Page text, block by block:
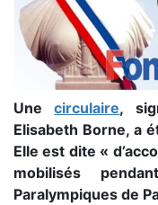
Unecirculaire,
Elisabeth Borne, a
Elle est dite «
mobilisés
Paralympiques de